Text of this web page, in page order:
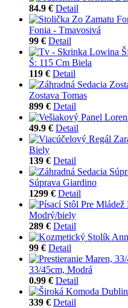
84.9 € Detail
Fonia - Tmavosivá
99 € Detail
Š: 115 Cm Biela
119 € Detail
Zostava Tomas
899 € Detail
49.9 € Detail
Biely
139 € Detail
Súprava Giardino
1299 € Detail
Modrý/biely
289 € Detail
99 € Detail
33/45cm, Modrá
0.99 € Detail
339 € Detail